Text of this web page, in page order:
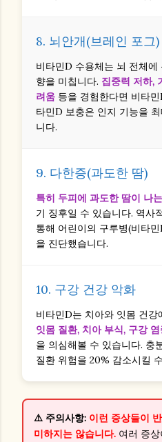
8. 뇌안개(브레인 포그)
비타민D 수용체는 뇌 전체에
향을 미칩니다. 집중력 저하,
려움 등을 경험한다면 비타
타민D 보충은 인지 기능을
니다.
9. 다한증(과도한 땀)
특히 두피에 과도한 땀이 나
기 징후일 수 있습니다. 역사
통해 어린이의 구루병(비타
을 진단했습니다.
10. 구강 건강 악화
비타민D는 치아와 잇몸 건강
잇몸 질환, 치아 부식, 구강
을 의심해볼 수 있습니다. 충
질환 위험을 20% 감소시킬
⚠️ 주의사항: 이런 증상들이
미하지는 않습니다. 여러 증